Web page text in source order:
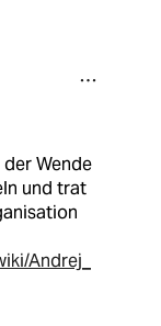
Wende
und trat
Andrej_